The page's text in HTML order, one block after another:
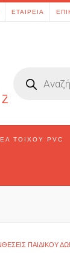
ΕΤΑΙΡΕΊΑ
search
ΤΟΊΧΟΥ PVC
ΠΑΙΔΙΚΟΎ